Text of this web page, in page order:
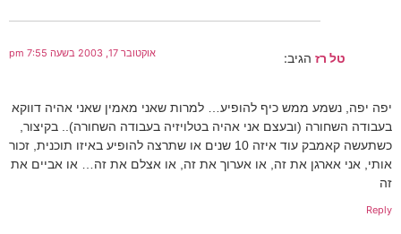
טל רז הגיב: אוקטובר 17, 2003 בשעה 7:55 pm
יפה יפה, נשמע ממש כיף להופיע… למרות שאני מאמין שאני אהיה דווקא
בעבודה השחורה (ובעצם אני אהיה בטלויזיה בעבודה השחורה).. בקיצור,
כשתעשה קאמבק עוד איזה 10 שנים או שתרצה להופיע באיזו תוכנית, זכור
אותי, אני אארגן את זה, או אערוך את זה, או אצלם את זה… או אביים את
זה
Reply